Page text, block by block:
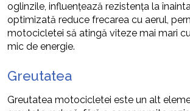
oglinzile, influențează rezistența la
optimizată reduce frecarea cu aerul,
motocicletei să atingă viteze mai mari
mic de energie.
Greutatea
Greutatea motocicletei este un alt